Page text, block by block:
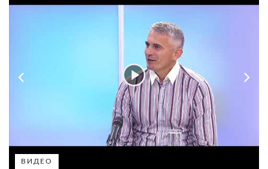
ВИДЕО
ВИДЕО